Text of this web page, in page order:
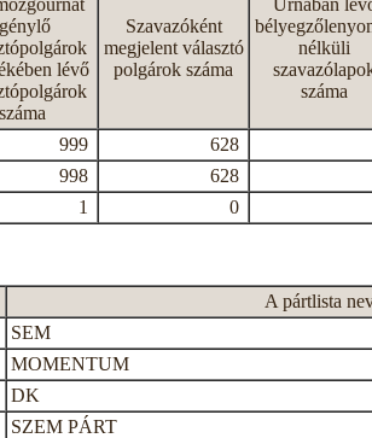
lévő
száma
Szavazóként
megjelent választó
polgárok száma
Urnában
nélküli
száma
999
628
998
628
1 0
A pártlista
SEM
MOMENTUM
DK
SZEM PÁRT